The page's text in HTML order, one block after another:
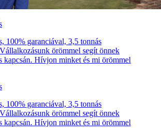
100% garanciával, 3,5 tonnás
örömmel segít önnek
kapcsán. Hívjon minket és mi örömmel
100% garanciával, 3,5 tonnás
örömmel segít önnek
kapcsán. Hívjon minket és mi örömmel